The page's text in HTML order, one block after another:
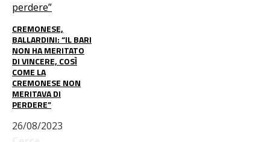
CREMONESE,
BALLARDINI: “IL BARI
NON HA MERITATO
DI VINCERE, COSÌ
COME LA
CREMONESE NON
MERITAVA DI
PERDERE”
26/08/2023